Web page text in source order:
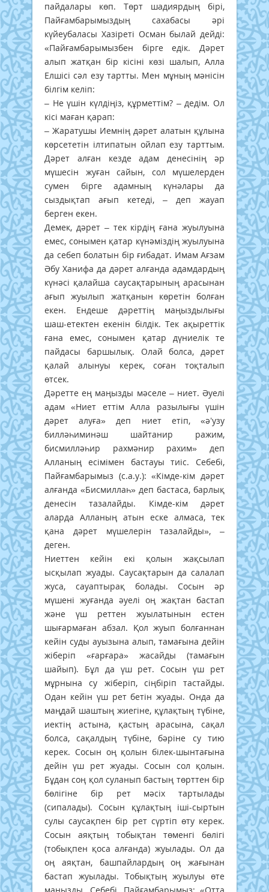
пайдалары көп. Төрт шадиярдың бірі,
Пайғамбарымыздың сахабасы әрі
күйеубаласы Хазіреті Осман былай дейді:
«Пайғамбарымызбен бірге едік. Дәрет
алып жатқан бір кісіні көзі шалып, Алла
Елшісі сәл езу тартты. Мен мұның мәнісін
білгім келіп:
– Не үшін күлдіңіз, құрметтім? – дедім. Ол
кісі маған қарап:
– Жаратушы Иемнің дәрет алатын құлына
көрсететін ілтипатын ойлап езу тарттым.
Дәрет алған кезде адам денесінің әр
мүшесін жуған сайын, сол мүшелерден
сумен бірге адамның күнәлары да
сыздықтап ағып кетеді, – деп жауап
берген екен.
Демек, дәрет – тек кірдің ғана жуылуына
емес, сонымен қатар күнәміздің жуылуына
да себеп болатын бір ғибадат. Имам Ағзам
Әбу Ханифа да дәрет алғанда адамдардың
күнәсі қалайша саусақтарының арасынан
ағып жуылып жатқанын көретін болған
екен. Ендеше дәреттің маңыздылығы
шаш-етектен екенін білдік. Тек ақыреттік
ғана емес, сонымен қатар дүниелік те
пайдасы баршылық. Олай болса, дәрет
қалай алынуы керек, соған тоқталып
өтсек.
Дәретте ең маңызды мәселе – ниет. Әуелі
адам «Ниет еттім Алла разылығы үшін
дәрет алуға» деп ниет етіп, «ә’узу
билләһиминәш шайтанир ражим,
бисмилләһир рахмәнир рахим» деп
Алланың есімімен бастауы тиіс. Себебі,
Пайғамбарымыз (с.а.у.): «Кімде-кім дәрет
алғанда «Бисмиллаһ» деп бастаса, барлық
денесін тазалайды. Кімде-кім дәрет
аларда Алланың атын еске алмаса, тек
қана дәрет мүшелерін тазалайды», –
деген.
Ниеттен кейін екі қолын жақсылап
ысқылап жуады. Саусақтарын да салалап
жуса, сауаптырақ болады. Сосын әр
мүшені жуғанда әуелі оң жақтан бастап
және үш реттен жуылатынын естен
шығармаған абзал. Қол жуып болғаннан
кейін суды ауызына алып, тамағына дейін
жіберіп «ғарғара» жасайды (тамағын
шайып). Бұл да үш рет. Сосын үш рет
мұрнына су жіберіп, сіңбіріп тастайды.
Одан кейін үш рет бетін жуады. Онда да
маңдай шаштың жиегіне, құлақтың түбіне,
иектің астына, қастың арасына, сақал
болса, сақалдың түбіне, бәріне су тию
керек. Сосын оң қолын білек-шынтағына
дейін үш рет жуады. Сосын сол қолын.
Бұдан соң қол суланып бастың төрттен бір
бөлігіне бір рет мәсіх тартылады
(сипалады). Сосын құлақтың іші-сыртын
сулы саусақпен бір рет сүртіп өту керек.
Сосын аяқтың тобықтан төменгі бөлігі
(тобықпен қоса алғанда) жуылады. Ол да
оң аяқтан, башпайлардың оң жағынан
бастап жуылады. Тобықтың жуылуы өте